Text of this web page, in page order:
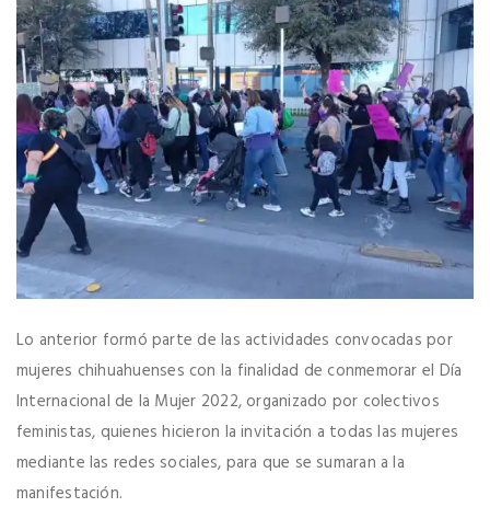
Lo anterior formó parte de las actividades convocadas por
mujeres chihuahuenses con la finalidad de conmemorar el Día
Internacional de la Mujer 2022, organizado por colectivos
feministas, quienes hicieron la invitación a todas las mujeres
mediante las redes sociales, para que se sumaran a la
manifestación.